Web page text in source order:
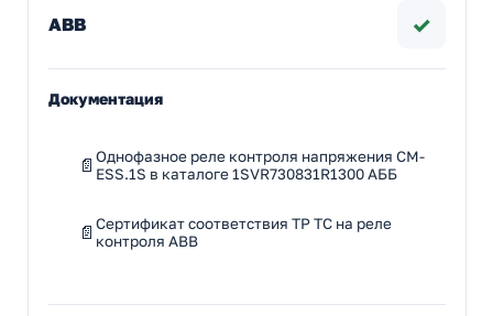
ABB ✓
Документация
Однофазное реле контроля напряжения CM-
ESS.1S в каталоге 1SVR730831R1300 АББ
Сертификат соответствия ТР ТС на реле
контроля ABB